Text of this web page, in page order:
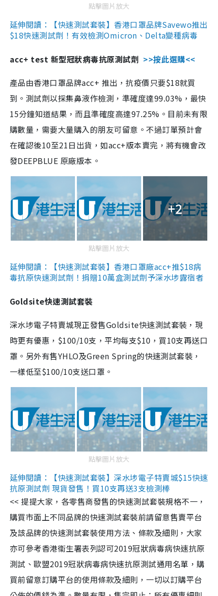
點擊圖片放大
延伸閱讀：【快速測試套裝】香港口罩品牌Savewo推出
$18快速測試劑！有效檢測Omicron、Delta變種病毒
acc+ test 新型冠狀病毒抗原測試劑 >>按此選購<<
產品由香港口罩品牌acc+ 推出，抗疫價只要$18就買
到。測試劑以採集鼻液作檢測，準確度達99.03%，最快
15分鐘知道結果，而且準確度高達97.25%。目前未有限
購數量，需要大量購入的朋友可留意。不過訂單預計會
在確認後10至21日出貨，如acc+版本賣完，將有機會改
發DEEPBLUE 原廠版本。
+2
點擊圖片放大
延伸閱讀：【快速測試套裝】香港口罩廠acc+推$18病
毒抗原快速測試劑！捐贈10萬盒測試劑予深水埗露宿者
Goldsite快速測試套裝
深水埗電子特賣城現正發售Goldsite快速測試套裝，現
時更有優惠，$100/10支，平均每支$10，買10支再送口
罩。另外有售YHLO及Green Spring的快速測試套裝，
一樣低至$100/10支送口罩。
點擊圖片放大
延伸閱讀：【快速測試套裝】深水埗電子特賣城$15快速
抗原測試劑 現貨發售！買10支再送3支檢測棒
<< 提提大家，各零售商發售的快速測試套裝規格不一，
購買市面上不同品牌的快速測試套裝前請留意售賣平台
及該品牌的快速測試套裝使用方法、條款及細則，大家
亦可參考香港衞生署表列認可2019冠狀病毒病快速抗原
測試、歐盟2019冠狀病毒病快速抗原測試通用名單，購
買前留意訂購平台的使用條款及細則，一切以訂購平台